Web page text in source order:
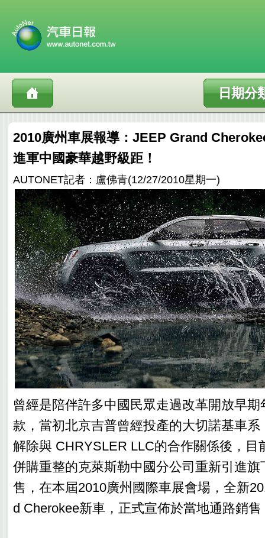
日期分
2010廣州車展報導：JEEP Grand
進軍中國豪華越野級距！
AUTONET記者：盧佛青(12/27/2010星期一)
曾經是陪伴許多中國民眾走過改革開放早
款，當初北京吉普曾經投產的大切諾基車
解除與 CHRYSLER LLC的合作關係後，目
併購重整的克萊斯勒中國分公司重新引進旗
售，在本屆2010廣州國際車展會場，全新
d Cherokee新車，正式宣佈於當地通路銷售